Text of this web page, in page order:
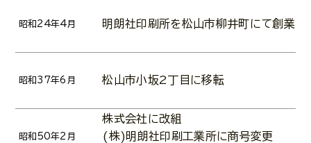
昭和24年4月 明朗社印刷所を松山市柳井町にて創業
昭和37年6月 松山市小坂2丁目に移転
昭和50年2月
株式会社に改組
(株)明朗社印刷工業所に商号変更